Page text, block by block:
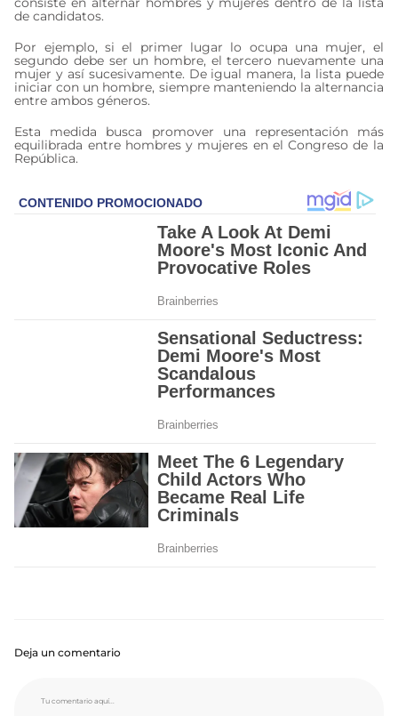
de candidatos.
Por ejemplo, si el primer lugar lo ocupa una mujer, el
segundo debe ser un hombre, el tercero nuevamente una
mujer y así sucesivamente. De igual manera, la lista puede
iniciar con un hombre, siempre manteniendo la alternancia
entre ambos géneros.
Esta medida busca promover una representación más
equilibrada entre hombres y mujeres en el Congreso de la
República.
Deja un comentario